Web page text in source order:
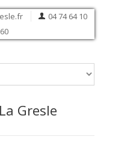
04 74 64 10
60
Gresle